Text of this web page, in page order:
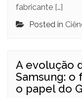
fabricante […]
Posted in
A evolução
Samsung: o
o papel do